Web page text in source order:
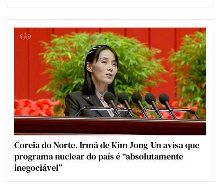
Coreia do Norte. Irmã de Kim Jong-Un avisa que
programa nuclear do país é “absolutamente
inegociável”